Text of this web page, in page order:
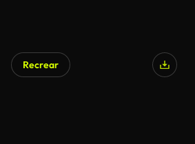
Recrear